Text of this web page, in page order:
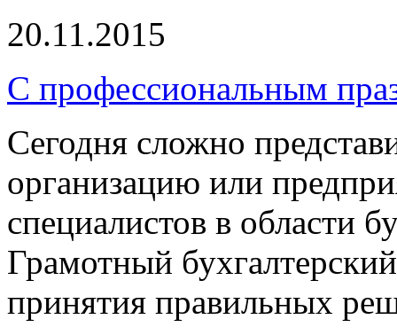
20.11.2015
С профессиональным
Сегодня сложно
организацию или
специалистов в области
Грамотный
принятия правильных